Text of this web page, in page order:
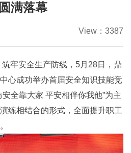
满落幕
View：3387
牢安全生产防线，5月28日，鼎
心成功举办首届安全知识技能竞
全靠大家 平安相伴你我他”为主
练相结合的形式，全面提升职工